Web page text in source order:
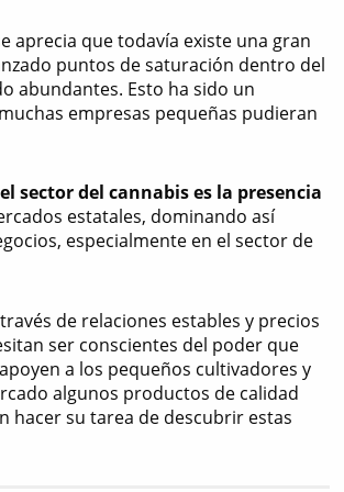
aprecia que todavía existe una gran
puntos de saturación dentro del
abundantes. Esto ha sido un
empresas pequeñas pudieran
sector del cannabis es la presencia
estatales, dominando así
especialmente en el sector de
de relaciones estables y precios
ser conscientes del poder que
a los pequeños cultivadores y
algunos productos de calidad
hacer su tarea de descubrir estas